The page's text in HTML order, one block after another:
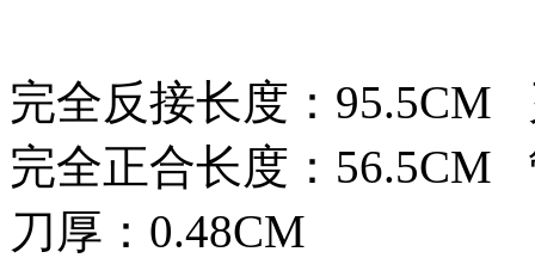
完全反接长度：95.5CM
完全正合长度：56.5CM
刀厚：0.48CM